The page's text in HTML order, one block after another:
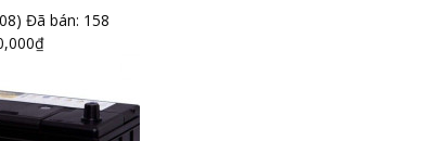
Đã bán: 158
₫